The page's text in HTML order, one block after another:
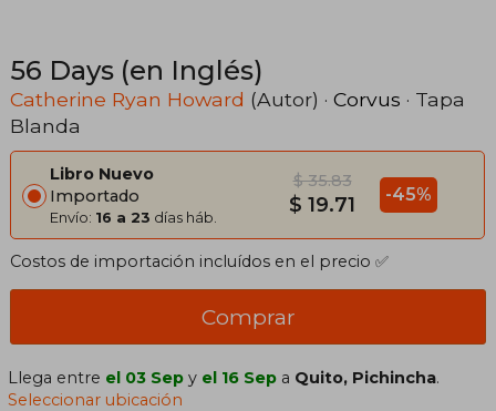
56 Days (en Inglés)
Catherine Ryan Howard (Autor) · Corvus · Tapa
Blanda
Libro Nuevo
Importado
Envío: 16 a 23 días háb.
$ 35.83
$ 19.71 -45%
Costos de importación incluídos en el precio ✅
Comprar
Llega entre el 03 Sep y el 16 Sep a Quito, Pichincha.
Seleccionar ubicación